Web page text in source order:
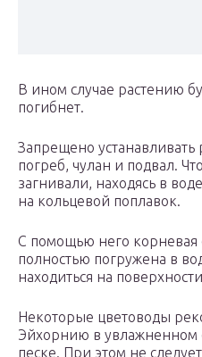
В ином случае растению
погибнет.
Запрещено
погреб, чулан и подвал.
загнивали, находясь в
на кольцевой поплавок.
С помощью него корневая
полностью погружена в
находиться на
Некоторые цветоводы
Эйхорнию в увлажненном
песке. При этом не